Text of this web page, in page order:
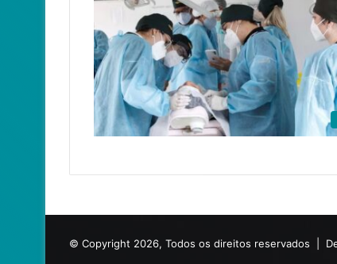
© Copyright 2026, Todos os direitos reservados |